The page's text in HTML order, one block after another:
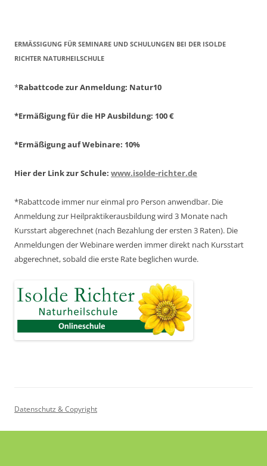
ERMÄSSIGUNG FÜR SEMINARE UND SCHULUNGEN BEI DER ISOLDE R
ICHTER NATURHEILSCHULE
*Rabattcode zur Anmeldung: Natur10
*Ermäßigung für die HP Ausbildung: 100 €
*Ermäßigung auf Webinare: 10%
Hier der Link zur Schule: www.isolde-richter.de
*Rabattcode immer nur einmal pro Person anwendbar. Die
Anmeldung zur Heilpraktikerausbildung wird 3 Monate nach
Kursstart abgerechnet(nach Bezahlung der ersten 3 Raten). Die
Anmeldungen der Webinare werden immer direkt nach Kursstart
abgerechnet,sobald die erste Rate beglichen wurde.
Datenschutz & Copyright